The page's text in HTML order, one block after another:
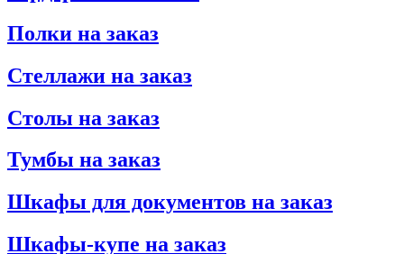
Полки на заказ
Стеллажи на заказ
Столы на заказ
Тумбы на заказ
Шкафы для документов на заказ
Шкафы-купе на заказ